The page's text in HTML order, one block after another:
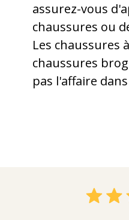
assurez-vous
chaussures ou
Les chaussures
chaussures
pas l'affaire